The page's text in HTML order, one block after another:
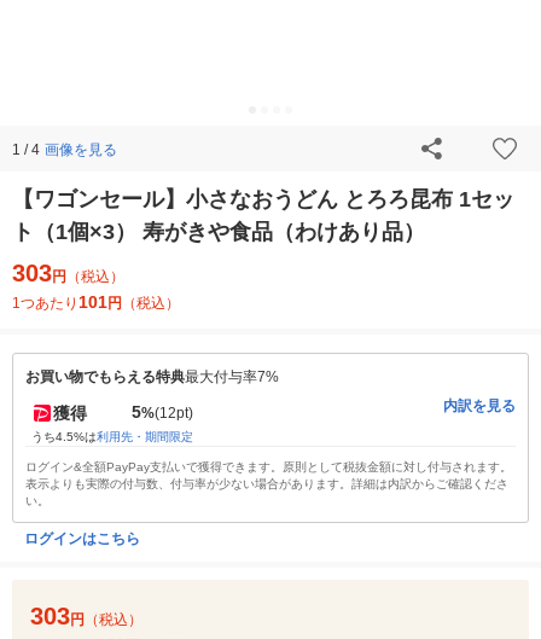
1 / 4 画像を見る
【ワゴンセール】小さなおうどん とろろ昆布 1セッ
ト（1個×3） 寿がきや食品（わけあり品）
303円
（税込）
1つあたり 101円 （税込）
お買い物でもらえる特典最大付与率7%
獲得 5%(12pt)
うち4.5%は利用先・期間限定
内訳を見る
ログイン&全額PayPay支払いで獲得できます。原則として税抜金額に対し付与されます。
表示よりも実際の付与数、付与率が少ない場合があります。詳細は内訳からご確認くださ
い。
ログインはこちら
303円
（税込）